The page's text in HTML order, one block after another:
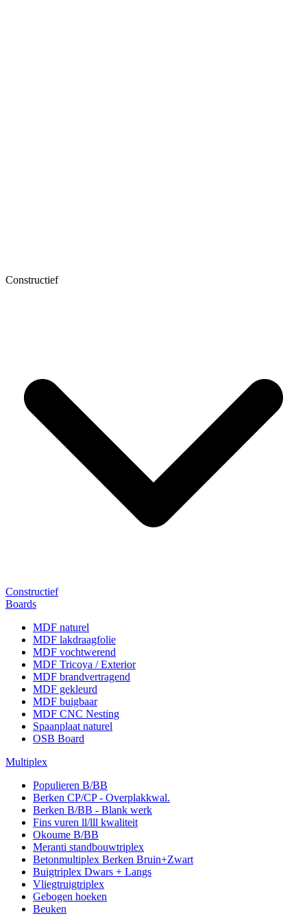
Constructief
Constructief
Boards
MDF naturel
MDF lakdraagfolie
MDF vochtwerend
MDF Tricoya / Exterior
MDF brandvertragend
MDF gekleurd
MDF buigbaar
MDF CNC Nesting
Spaanplaat naturel
OSB Board
Multiplex
Populieren B/BB
Berken CP/CP - Overplakkwal.
Berken B/BB - Blank werk
Fins vuren ll/lll kwaliteit
Okoume B/BB
Meranti standbouwtriplex
Betonmultiplex Berken Bruin+Zwart
Buigtriplex Dwars + Langs
Vliegtruigtriplex
Gebogen hoeken
Beuken